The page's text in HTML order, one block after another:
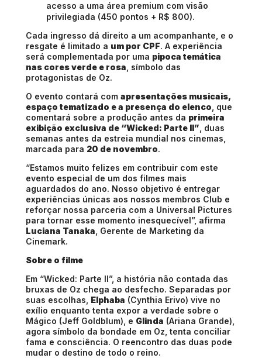
acesso a uma área premium com visão
privilegiada (450 pontos + R$ 800).
Cada ingresso dá direito a um acompanhante, e o
resgate é limitado a um por CPF. A experiência
será complementada por uma pipoca temática
nas cores verde e rosa , símbolo das
protagonistas de Oz.
O evento contará com apresentações musicais,
espaço tematizado e a presença do elenco , que
comentará sobre a produção antes da primeira
exibição exclusiva de “Wicked: Parte II” , duas
semanas antes da estreia mundial nos cinemas,
marcada para 20 de novembro.
“Estamos muito felizes em contribuir com este
evento especial de um dos filmes mais
aguardados do ano. Nosso objetivo é entregar
experiências únicas aos nossos membros Club e
reforçar nossa parceria com a Universal Pictures
para tornar esse momento inesquecível”, afirma
Luciana Tanaka , Gerente de Marketing da
Cinemark.
Sobre o filme
Em “Wicked: Parte II”, a história não contada das
bruxas de Oz chega ao desfecho. Separadas por
suas escolhas, Elphaba (Cynthia Erivo) vive no
exílio enquanto tenta expor a verdade sobre o
Mágico (Jeff Goldblum), e Glinda (Ariana Grande),
agora símbolo da bondade em Oz, tenta conciliar
fama e consciência. O reencontro das duas pode
mudar o destino de todo o reino.